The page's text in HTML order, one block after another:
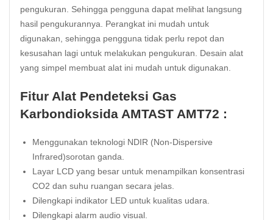
pengukuran. Sehingga pengguna dapat melihat langsung
hasil pengukurannya. Perangkat ini mudah untuk
digunakan, sehingga pengguna tidak perlu repot dan
kesusahan lagi untuk melakukan pengukuran. Desain alat
yang simpel membuat alat ini mudah untuk digunakan.
Fitur Alat Pendeteksi Gas
Karbondioksida AMTAST AMT72 :
Menggunakan teknologi NDIR (Non-Dispersive
Infrared)sorotan ganda.
Layar LCD yang besar untuk menampilkan konsentrasi
CO2 dan suhu ruangan secara jelas.
Dilengkapi indikator LED untuk kualitas udara.
Dilengkapi alarm audio visual.